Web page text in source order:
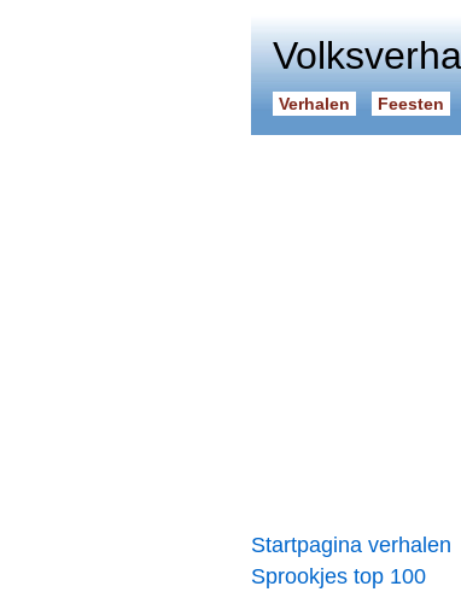
Verhalen Feesten
Startpagina verhalen
Sprookjes top 100